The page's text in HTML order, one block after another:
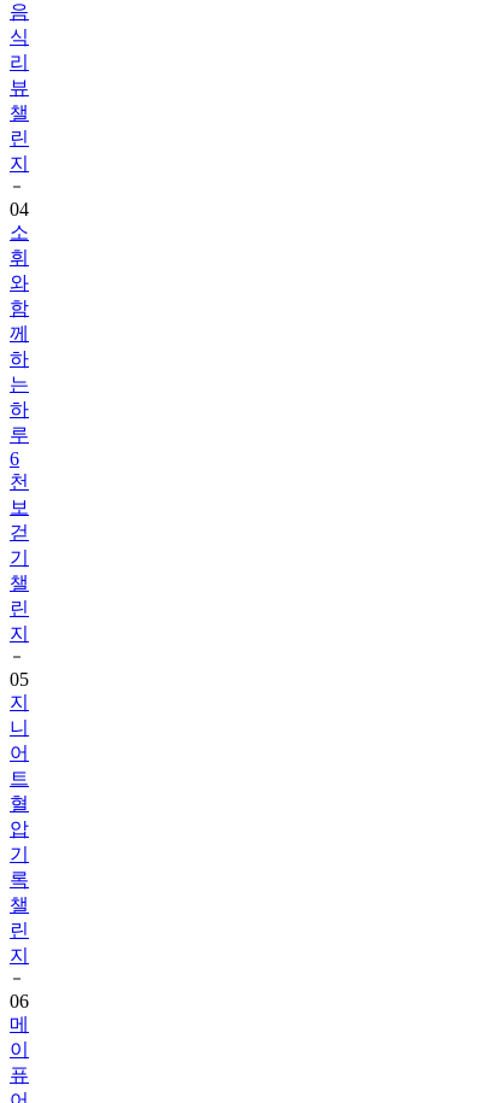
음
식
리
뷰
챌
린
지
04
소
휘
와
함
께
하
는
하
루
6
천
보
걷
기
챌
린
지
05
지
니
어
트
혈
압
기
록
챌
린
지
06
메
이
퓨